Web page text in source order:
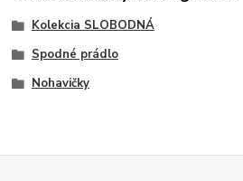
Kolekcia SLOBODNÁ
Spodné prádlo
Nohavičky